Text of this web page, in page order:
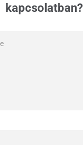
kapcsolatban?